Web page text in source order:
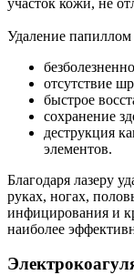
Удаление
отсутствие
быстрое
сохранение
деструкция
элементов.
Благодаря лазеру
руках, ногах,
инфицирования и
наиболее